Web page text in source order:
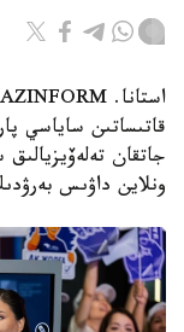
قاتىساتىن ساياسي
جاتقان
ونلاين داۋىس